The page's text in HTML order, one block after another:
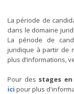
La période de
dans le domaine
La période de
juridique à partir de
plus d’informations,
Pour des stages
ici pour plus